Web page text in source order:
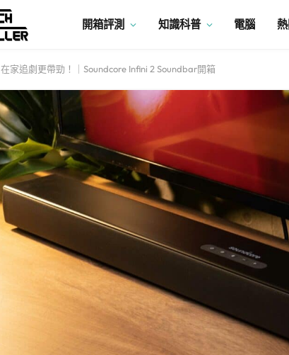
開箱評測 知識科普 電腦
在家追劇更帶勁！｜Soundcore Infini 2 Soundbar開箱